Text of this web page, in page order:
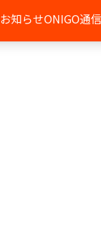
お知らせONIGO通信